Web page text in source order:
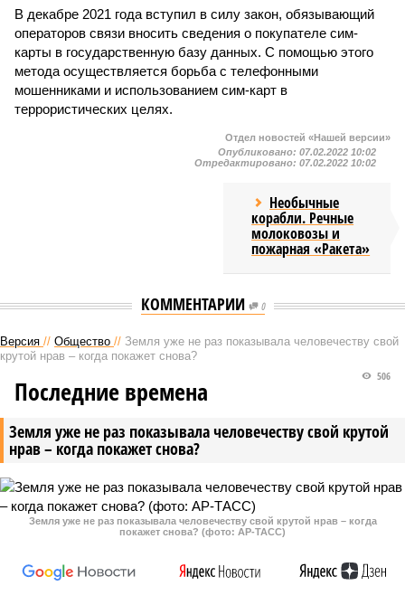
В декабре 2021 года вступил в силу закон, обязывающий
операторов связи вносить сведения о покупателе сим-
карты в государственную базу данных. С помощью этого
метода осуществляется борьба с телефонными
мошенниками и использованием сим-карт в
террористических целях.
Отдел новостей «Нашей версии»
Опубликовано: 07.02.2022 10:02
Отредактировано: 07.02.2022 10:02
Необычные
корабли. Речные
молоковозы и
пожарная «Ракета»
КОММЕНТАРИИ 0
Версия // Общество // Земля уже не раз показывала человечеству свой
крутой нрав – когда покажет снова?
Земля уже не раз показывала человечеству свой крутой
нрав – когда покажет снова?
506
Последние времена
Земля уже не раз показывала человечеству свой крутой нрав – когда
покажет снова? (фото: АР-ТАСС)